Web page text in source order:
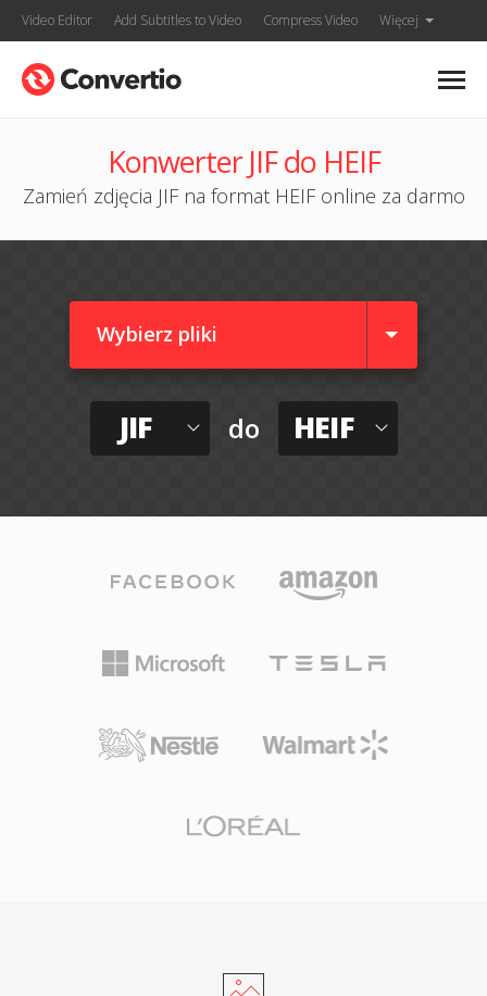
Video Editor Add Subtitles to Video Compress Video Więcej
Konwerter JIF do HEIF
Zamień zdjęcia JIF na format HEIF online za darmo
Wybierz pliki
JIF do HEIF